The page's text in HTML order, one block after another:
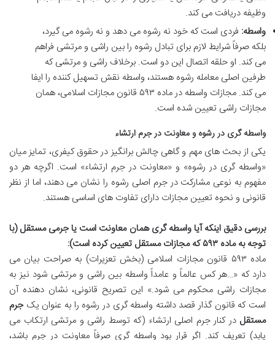
وظیفه دریافت می کند.
واسطه: فردی است که خود نه رشوه می دهد و نه رشوه می گیرد،
بلکه صرفاً شرایط لازم برای تبادل رشوه را بین راشی و مرتشی فراهم
می کند. او حلقه اتصال این دو است. برخلاف راشی و مرتشی که
طرفین اصلی معامله رشوه هستند، واسطه نقش تسهیل کننده را ایفا
می کند. مجازات واسطه در ماده ۵۹۳ قانون مجازات اسلامی، همان
مجازات راشی تعیین شده است.
واسطه گری در رشوه و معاونت در جرم ارتشاء
یکی از بحث های مهم و گاهی چالش برانگیز در حقوق کیفری، تمایز میان
«واسطه گری در رشوه» و «معاونت در جرم ارتشاء» است. اگرچه هر دو
مفهوم به نوعی مشارکت در جرم اصلی رشوه را نشان می دهند، اما از نظر
قانونی و نحوه تعیین مجازات دارای تفاوت های اساسی هستند.
بررسی دقیق اینکه آیا واسطه گری همان معاونت است یا جرمی مستقل (با
توجه به ماده ۵۹۳ که مجازات مستقل تعیین کرده است):
ماده ۵۹۳ قانون مجازات اسلامی (بخش تعزیرات) به صراحت بیان می
دارد که «…هر کس عالماً و عامداً واسطه بین راشی و مرتشی شود نیز به
مجازات راشی محکوم می شود.» این تصریح قانونی، نشان دهنده آن
است که قانون گذار قصد داشته واسطه گری در رشوه را به عنوان یکجرم
مستقل در کنار جرم اصلی ارتشاء (که توسط راشی و مرتشی ارتکاب می
یابد) تعریف کند. اگر قرار بود واسطه گری صرفاً معاونت در جرم باشد،